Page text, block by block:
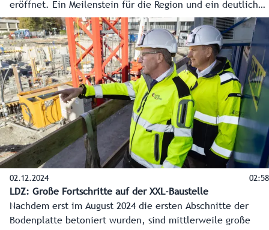
eröffnet. Ein Meilenstein für die Region und ein deutlich
sichtbares Zeichen der Dezentralisierung in der
Verwaltung.
02.12.2024 02:58
LDZ: Große Fortschritte auf der XXL-Baustelle
Nachdem erst im August 2024 die ersten Abschnitte der
Bodenplatte betoniert wurden, sind mittlerweile große